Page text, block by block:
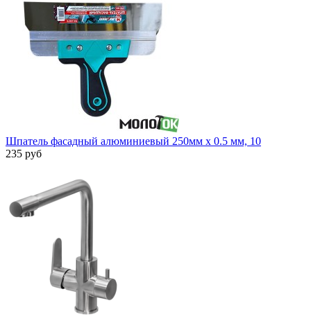
Шпатель фасадный алюминиевый 250мм x 0.5 мм, 10
235 руб